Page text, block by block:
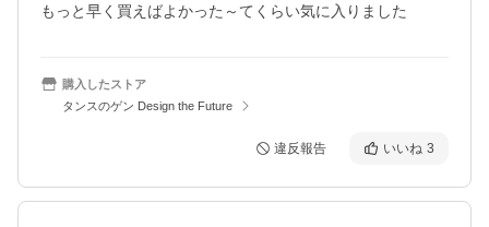
もっと早く買えばよかった～てくらい気に入りました
購入したストア
タンスのゲン Design the Future
違反報告 いいね 3